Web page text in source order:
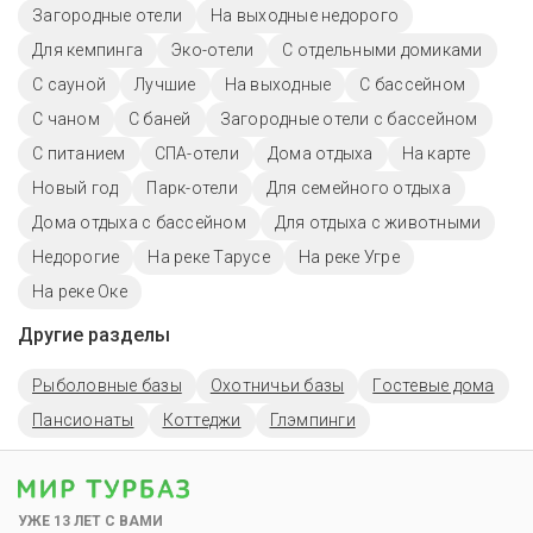
Загородные отели
На выходные недорого
Для кемпинга
Эко-отели
С отдельными домиками
С сауной
Лучшие На выходные
С бассейном
С чаном
С баней
Загородные отели с бассейном
С питанием
СПА-отели Дома отдыха
На карте
Новый год
Парк-отели
Для семейного отдыха
Дома отдыха с бассейном
Для отдыха с животными
Недорогие
На реке Тарусе
На реке Угре
На реке Оке
Другие разделы
Рыболовные базы Охотничьи базы
Гостевые дома
Пансионаты
Коттеджи Глэмпинги
УЖЕ 13 ЛЕТ С ВАМИ